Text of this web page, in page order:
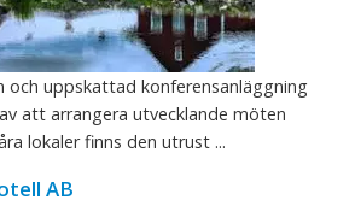
och uppskattad konferensanläggning
att arrangera utvecklande möten
lokaler finns den utrust ...
AB